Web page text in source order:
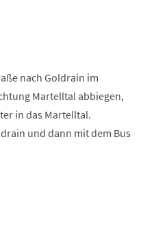
nach Goldrain im
Martelltal abbiegen,
in das Martelltal.
und dann mit dem Bus